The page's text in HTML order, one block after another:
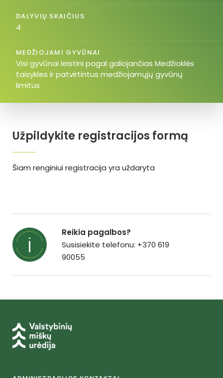
Užpildykite registracijos formą
Šiam renginiui registracija yra uždaryta
DALYVIŲ SKAIČIUS
4
MEDŽIOJAMI GYVŪNAI
Visi gyvūnai leistini pagal galiojančias Medžioklės
taisykles ir patvirtintus medžiojamųjų gyvūnų
limitus
Reikia pagalbos?
Susisiekite telefonu: +370 619
90055